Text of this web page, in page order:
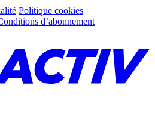
Politique cookies
d’abonnement